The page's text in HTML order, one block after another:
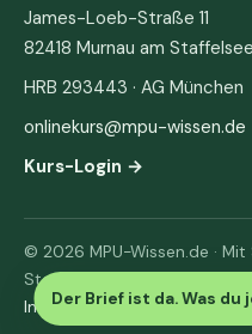
Der Brief ist da. Was
James-Loeb-Straße 11
82418 Murnau am Staffelsee
HRB 293443 · AG München
onlinekurs@mpu-wissen.de
Kurs-Login →
© 2026 MPU-Wissen.de ·
Staffelsee
Impressum· Datenschutz &